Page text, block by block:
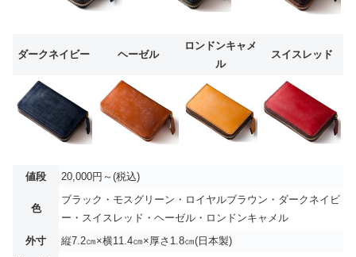
ダークネイビー ヘーゼル
ロンドンキャメ
ル
スイスレッド
値段 20,000円～(税込)
色
ブラック・モスグリーン・ロイヤルブラウン・ダークネイビ
ー・スイスレッド・ヘーゼル・ロンドンキャメル
外寸
縦7.2㎝×横11.4㎝×厚さ1.8㎝(日本製)